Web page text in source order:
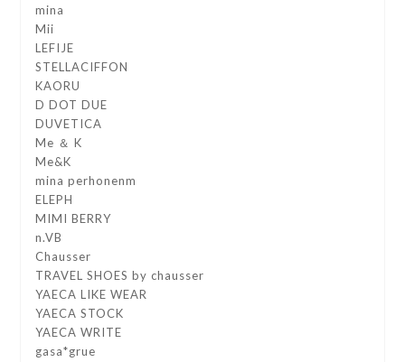
mina
Mii
LEFIJE
STELLACIFFON
KAORU
D DOT DUE
DUVETICA
Me ＆ K
Me&K
mina perhonenm
ELEPH
MIMI BERRY
n.VB
Chausser
TRAVEL SHOES by chausser
YAECA LIKE WEAR
YAECA STOCK
YAECA WRITE
gasa*grue